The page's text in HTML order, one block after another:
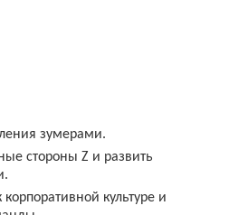
зумерами.
стороны Z и развить
культуре и